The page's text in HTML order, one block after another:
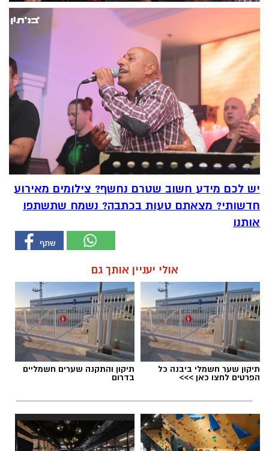
יש לכם מידע חשוב שטרם נחשף? צילומים מאירוע
חדשותי? מצאתם טעות בכתבה? נשמח שתשתפו
אותנו
אולי יעניין אותך גם
תיקון שער חשמלי ביבנה כל
הפרטים לחצו כאן >>>
תיקון והתקנה שערים חשמליים
בדרום